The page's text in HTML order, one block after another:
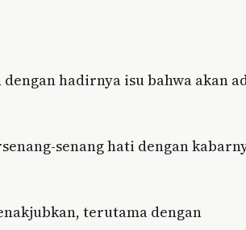
hadirnya isu bahwa akan
senang hati dengan
terutama dengan